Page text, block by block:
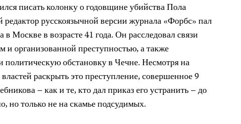
писать колонку о годовщине убийства Пола
русскоязычной версии журнала «Форбс» пал
в Москве в возрасте 41 года. Он расследовал связи
и организованной преступностью, а также
обстановку в Чечне. Несмотря на
раскрыть это преступление, совершенное 9
– как и те, кто дал приказ его устранить – до
но только не на скамье подсудимых.